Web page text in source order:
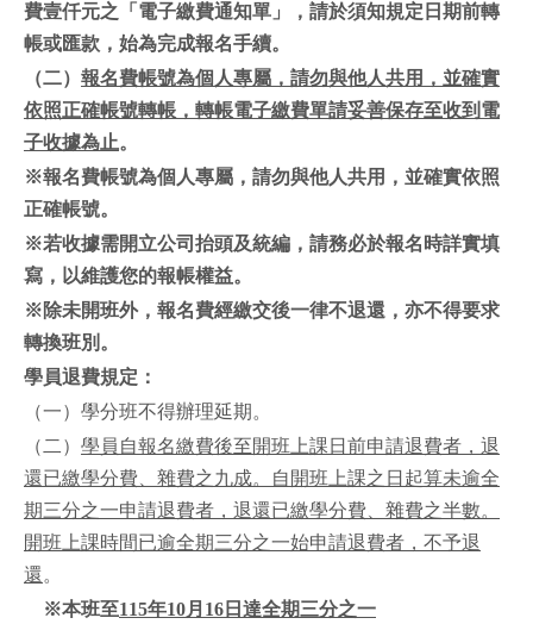
費壹仟元之「電子繳費通知單」，請於須知規定日期前轉
帳或匯款，始為完成報名手續。
（二） 報名費帳號為個人專屬，請勿與他人共用，並確實
依照正確帳號轉帳，轉帳電子繳費單請妥善保存至收到電
子收據為止。
※報名費帳號為個人專屬，請勿與他人共用，並確實依照
正確帳號。
※若收據需開立公司抬頭及統編，請務必於報名時詳實填
寫，以維護您的報帳權益。
※除未開班外，報名費經繳交後一律不退還，亦不得要求
轉換班別。
學員退費規定：
（一）學分班不得辦理延期。
（二） 學員自報名繳費後至開班上課日前申請退費者，退
還已繳學分費、雜費之九成。自開班上課之日起算未逾全
期三分之一申請退費者，退還已繳學分費、雜費之半數。
開班上課時間已逾全期三分之一始申請退費者，不予退
還。
※本班至115年10月16日達全期三分之一